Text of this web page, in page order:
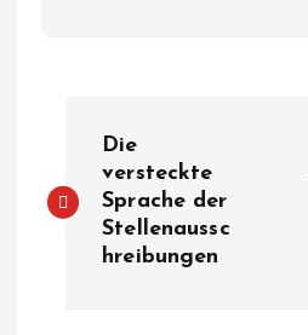
e
Die
versteckte
Sprache der
Stellenaussc
hreibungen